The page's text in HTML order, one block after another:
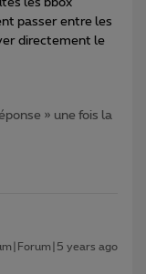
les bbox
passer entre les
directement le
» une fois la
years ago